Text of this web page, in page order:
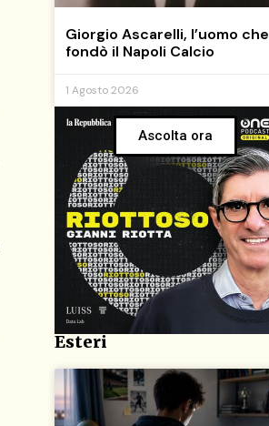
Giorgio Ascarelli, l’uomo che
fondò il Napoli Calcio
1 Agosto 2026
Ascolta ora
Esteri